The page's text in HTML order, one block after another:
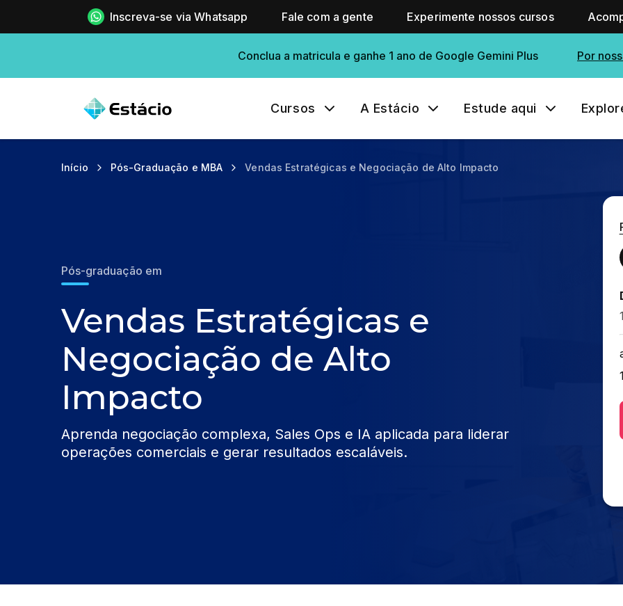
Inscreva-se via Whatsapp Fale com a gente Experimente nossos cursos
Conclua a matricula e ganhe 1 ano de Google Gemini Plus Por
Cursos A Estácio Estude aqui
Início Pós-Graduação e MBA Vendas Estratégicas e Negociação de Alto Impacto
Pós-graduação em
Vendas Estratégicas e
Negociação de Alto
Impacto
Aprenda negociação complexa, Sales Ops e IA aplicada para liderar
operações comerciais e gerar resultados escaláveis.